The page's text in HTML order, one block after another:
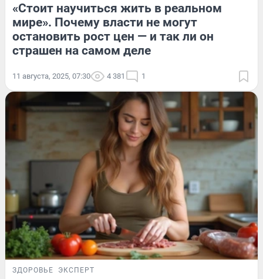
«Стоит научиться жить в реальном
мире». Почему власти не могут
остановить рост цен — и так ли он
страшен на самом деле
11 августа, 2025, 07:30 4 381 1
ЗДОРОВЬЕ ЭКСПЕРТ